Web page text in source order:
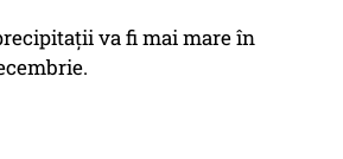
va fi mai mare în